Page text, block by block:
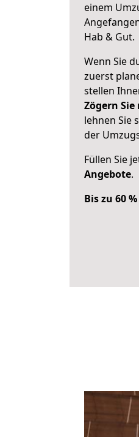
einem
Hab & Gut.
Wenn Sie
zuerst
stellen
Zögern
lehnen Sie
der
Füllen Sie
Angebote.
Bis zu 60